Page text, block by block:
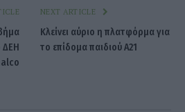
ΔΕΗ
NEXT ARTICLE
Κλείνει αύριο η πλατφόρμα για
το επίδομα παιδιού Α21